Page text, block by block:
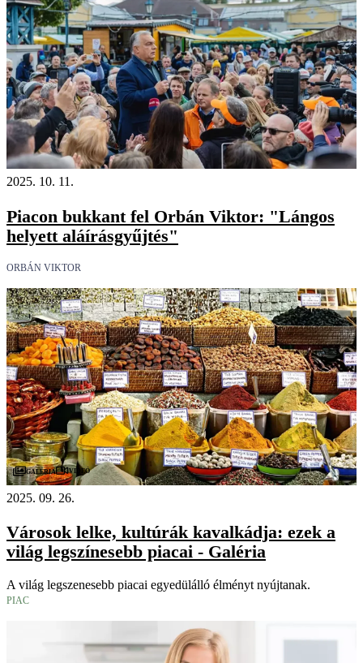
2025. 10. 11.
Piacon bukkant fel Orbán Viktor: "Lángos
helyett aláírásgyűjtés"
ORBÁN VIKTOR
Galéria Videó
2025. 09. 26.
Városok lelke, kultúrák kavalkádja: ezek a
világ legszínesebb piacai - Galéria
A világ legszenesebb piacai egyedülálló élményt nyújtanak.
PIAC